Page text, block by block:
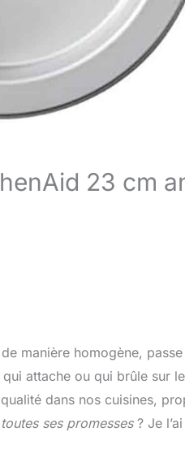
23 cm
manière homogène,
attache ou qui brûle sur
dans nos cuisines,
toutes ses promesses? Je